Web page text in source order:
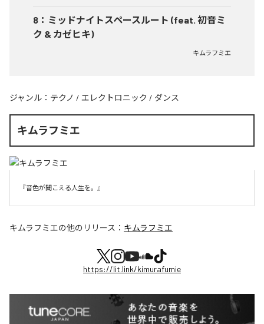
8 ： ミッドナイトスペースルート (feat. 初音ミ
ク & カゼヒキ)
キムラフミエ
ジャンル： テクノ / エレクトロニック / ダンス
キムラフミエ
『音色が聞こえる人生を。』
キムラフミエの他のリリース： キムラフミエ
https://lit.link/kimurafumie